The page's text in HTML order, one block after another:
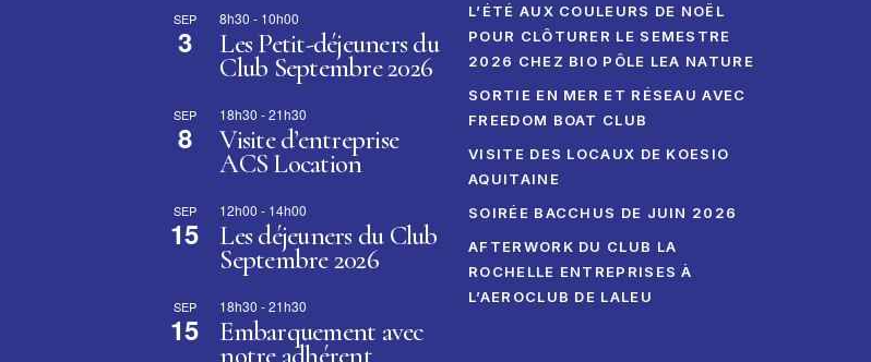
SEP
3
8h30 - 10h00
Les Petit-déjeuners du
Club Septembre 2026
SEP
8
18h30 -21h30
Visite d’entreprise
ACS Location
SEP
15
12h00 - 14h00
Les déjeuners du Club
Septembre 2026
SEP
15
18h30 -21h30
Embarquement avec
notre adhérent
L’ÉTÉ AUX COULEURS DE NOËL
POUR CLÔTURER LE SEMESTRE
2026 CHEZ BIO PÔLE LEA NATURE
SORTIE EN MER ET RÉSEAU AVEC
FREEDOM BOAT CLUB
VISITE DES LOCAUX DE KOESIO
AQUITAINE
SOIRÉE BACCHUS DE JUIN 2026
AFTERWORK DU CLUB LA
ROCHELLE ENTREPRISES À
L’AEROCLUB DE LALEU